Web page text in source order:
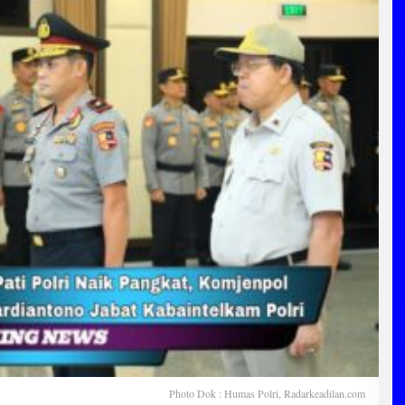
Photo Dok : Humas Polri, Radarkeadilan.com